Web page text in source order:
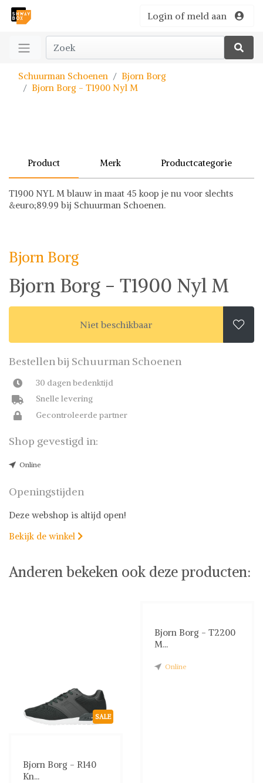
Login of meld aan
Schuurman Schoenen
Bjorn Borg
Bjorn Borg - T1900 Nyl M
Product Merk Productcategorie
T1900 NYL M blauw in maat 45 koop je nu voor slechts
&euro;89.99 bij Schuurman Schoenen.
Bjorn Borg
Bjorn Borg - T1900 Nyl M
Niet beschikbaar 
Bestellen bij Schuurman Schoenen
30 dagen bedenktijd
Snelle levering
Gecontroleerde partner
Shop gevestigd in:
Online
Openingstijden
Deze webshop is altijd open!
Bekijk de winkel 
Anderen bekeken ook deze producten:
SALE
Bjorn Borg - R140
Kn...
Bjorn Borg - T2200
M...
Online